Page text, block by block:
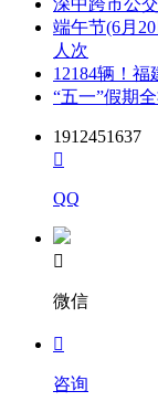
端午节(6月
人次
12184辆！
“五一”假期
1912451637

QQ

微信

咨询